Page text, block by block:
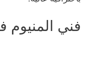
فني المنيوم